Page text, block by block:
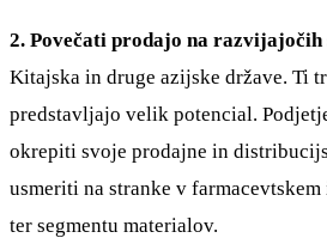
2. Povečati prodajo na razvijajočih
Kitajska in druge azijske države. Ti
predstavljajo velik potencial.
okrepiti svoje prodajne in
usmeriti na stranke v
ter segmentu materialov.